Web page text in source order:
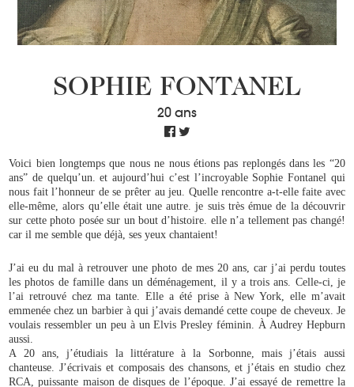
SOPHIE FONTANEL
20 ans
Voici bien longtemps que nous ne nous étions pas replongés dans les “20
ans” de quelqu’un. et aujourd’hui c’est l’incroyable Sophie Fontanel qui
nous fait l’honneur de se prêter au jeu. Quelle rencontre a-t-elle faite avec
elle-même, alors qu’elle était une autre. je suis très émue de la découvrir
sur cette photo posée sur un bout d’histoire. elle n’a tellement pas changé!
car il me semble que déjà, ses yeux chantaient!
J’ai eu du mal à retrouver une photo de mes 20 ans, car j’ai perdu toutes
les photos de famille dans un déménagement, il y a trois ans. Celle-ci, je
l’ai retrouvé chez ma tante. Elle a été prise à New York, elle m’avait
emmenée chez un barbier à qui j’avais demandé cette coupe de cheveux. Je
voulais ressembler un peu à un Elvis Presley féminin. À Audrey Hepburn
aussi.
A 20 ans, j’étudiais la littérature à la Sorbonne, mais j’étais aussi
chanteuse. J’écrivais et composais des chansons, et j’étais en studio chez
RCA, puissante maison de disques de l’époque. J’ai essayé de remettre la